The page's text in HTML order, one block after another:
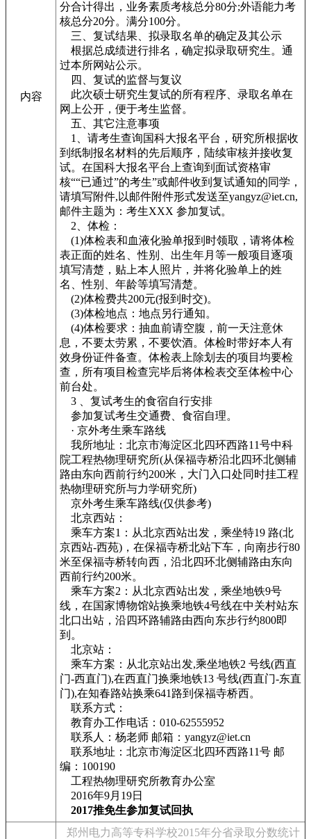
内容
分合计得出，业务素质考核总分80分;外语能力考
核总分20分。满分100分。
三、复试结果、拟录取名单的确定及其公示
根据总成绩进行排名，确定拟录取研究生。通
过本所网站公示。
四、复试的监督与复议
此次硕士研究生复试的所有程序、录取名单在
网上公开，便于考生监督。
五、其它注意事项
1、请考生查询国科大报名平台，研究所根据收
到纸制报名材料的先后顺序，陆续审核并接收复
试。在国科大报名平台上查询到面试资格审
核““已通过”的考生”或邮件收到复试通知的同学，
请填写附件,以邮件附件形式发送至yangyz@iet.cn,
邮件主题为：考生XXX 参加复试。
2、体检：
(1)体检表和血液化验单报到时领取，请将体检
表正面的姓名、性别、出生年月等一般项目逐项
填写清楚，贴上本人照片，并将化验单上的姓
名、性别、年龄等填写清楚。
(2)体检费共200元(报到时交)。
(3)体检地点：地点另行通知。
(4)体检要求：抽血前请空腹，前一天注意休
息，不要太劳累，不要饮酒。体检时带好本人有
效身份证件备查。体检表上除划去的项目均要检
查，所有项目检查完毕后将体检表交至体检中心
前台处。
3 、复试考生的食宿自行安排
参加复试考生交通费、食宿自理。
· 京外考生乘车路线
我所地址：北京市海淀区北四环西路11号中科
院工程热物理研究所(从保福寺桥沿北四环北侧辅
路由东向西前行约200米，大门入口处同时挂工程
热物理研究所与力学研究所)
京外考生乘车路线(仅供参考)
北京西站：
乘车方案1：从北京西站出发，乘坐特19 路(北
京西站-西苑)，在保福寺桥北站下车，向南步行80
米至保福寺桥转向西，沿北四环北侧辅路由东向
西前行约200米。
乘车方案2：从北京西站出发，乘坐地铁9号
线，在国家博物馆站换乘地铁4号线在中关村站东
北口出站，沿四环路辅路由西向东步行约800即
到。
北京站：
乘车方案：从北京站出发,乘坐地铁2 号线(西直
门-西直门),在西直门换乘地铁13 号线(西直门-东直
门),在知春路站换乘641路到保福寺桥西。
联系方式：
教育办工作电话：010-62555952
联系人：杨老师 邮箱：yangyz@iet.cn
联系地址：北京市海淀区北四环西路11号 邮
编：100190
工程热物理研究所教育办公室
2016年9月19日
2017推免生参加复试回执
郑州电力高等专科学校2015年分省录取分数统计